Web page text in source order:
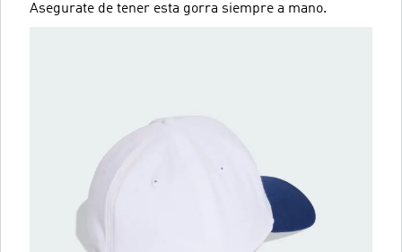
Asegurate de tener esta gorra siempre a mano.